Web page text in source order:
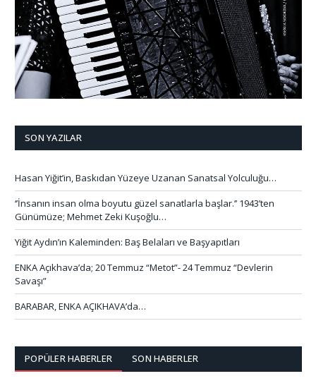
SON YAZILAR
Hasan Yiğit’in, Baskıdan Yüzeye Uzanan Sanatsal Yolculuğu…
‘’İnsanın insan olma boyutu güzel sanatlarla başlar.’’ 1943’ten
Günümüze; Mehmet Zeki Kuşoğlu…
Yiğit Aydın’ın Kaleminden: Baş Belaları ve Başyapıtları
ENKA Açıkhava’da; 20 Temmuz “Metot”- 24 Temmuz “Devlerin
Savaşı”
BARABAR, ENKA AÇIKHAVA’da…
POPÜLER HABERLER SON HABERLER